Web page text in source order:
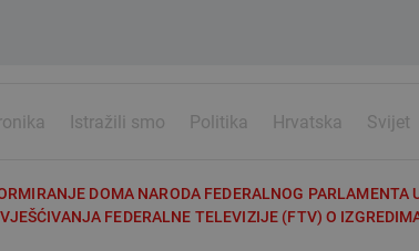
Istražili smo Politika Hrvatska Svijet
DOMA NARODA FEDERALNOG PARLAMENTA
FEDERALNE TELEVIZIJE (FTV) O